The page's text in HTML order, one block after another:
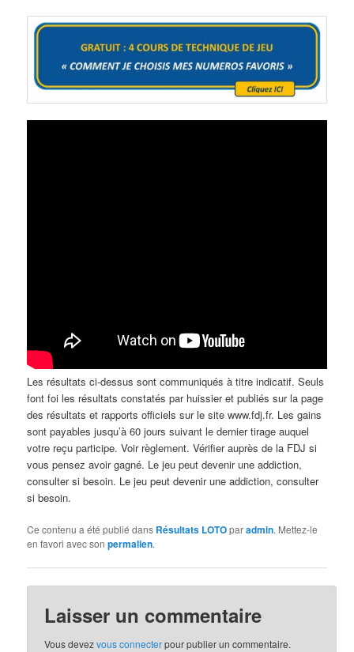
Les résultats ci-dessus sont communiqués à titre indicatif. Seuls
font foi les résultats constatés par huissier et publiés sur la page
des résultats et rapports officiels sur le site www.fdj.fr. Les gains
sont payables jusqu’à 60 jours suivant le dernier tirage auquel
votre reçu participe. Voir règlement. Vérifier auprès de la FDJ si
vous pensez avoir gagné. Le jeu peut devenir une addiction,
consulter si besoin. Le jeu peut devenir une addiction, consulter
si besoin.
Ce contenu a été publié dans Résultats LOTOparadmin. Mettez-le
en favori avec sonpermalien.
Laisser un commentaire
Vous devezvous connecterpour publier un commentaire.